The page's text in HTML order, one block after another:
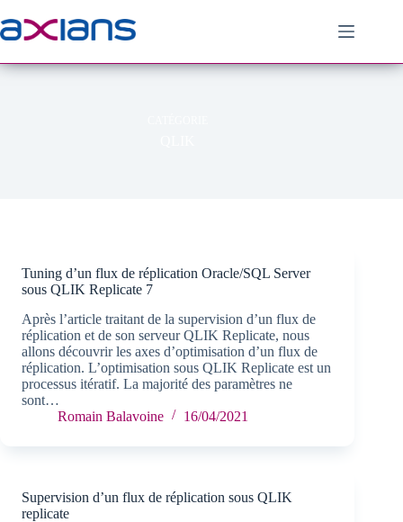
au
contenu
Tuning d’un flux de réplication Oracle/SQL Server
sous QLIK Replicate 7
Après l’article traitant de la supervision d’un flux de
réplication et de son serveur QLIK Replicate, nous
allons découvrir les axes d’optimisation d’un flux de
réplication. L’optimisation sous QLIK Replicate est un
processus itératif. La majorité des paramètres ne
sont…
Romain Balavoine
16/04/2021
Supervision d’un flux de réplication sous QLIK
replicate